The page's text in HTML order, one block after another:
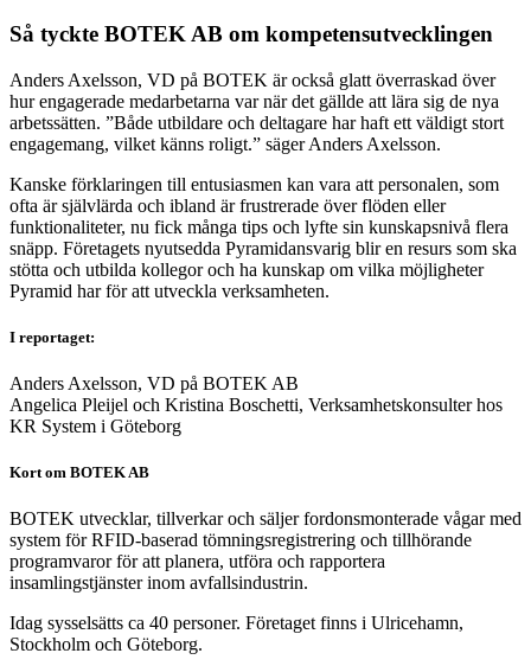
Så tyckte BOTEK AB om kompetensutvecklingen
Anders Axelsson, VD på BOTEK är också glatt överraskad över
hur engagerade medarbetarna var när det gällde att lära sig de nya
arbetssätten. ”Både utbildare och deltagare har haft ett väldigt stort
engagemang, vilket känns roligt.” säger Anders Axelsson.
Kanske förklaringen till entusiasmen kan vara att personalen, som
ofta är självlärda och ibland är frustrerade över flöden eller
funktionaliteter, nu fick många tips och lyfte sin kunskapsnivå flera
snäpp. Företagets nyutsedda Pyramidansvarig blir en resurs som ska
stötta och utbilda kollegor och ha kunskap om vilka möjligheter
Pyramid har för att utveckla verksamheten.
I reportaget:
Anders Axelsson, VD på BOTEK AB
Angelica Pleijel och Kristina Boschetti, Verksamhetskonsulter hos
KR System i Göteborg
Kort om BOTEK AB
BOTEK utvecklar, tillverkar och säljer fordonsmonterade vågar med
system för RFID-baserad tömningsregistrering och tillhörande
programvaror för att planera, utföra och rapportera
insamlingstjänster inom avfallsindustrin.
Idag sysselsätts ca 40 personer. Företaget finns i Ulricehamn,
Stockholm och Göteborg.